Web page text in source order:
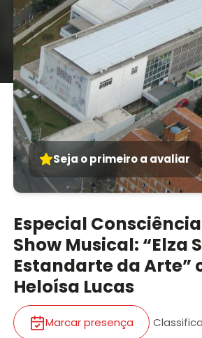
Seja o primeiro a avaliar
Especial
Show Musical: “Elza
Estandarte da Arte”
Heloísa Lucas
Marcar presença